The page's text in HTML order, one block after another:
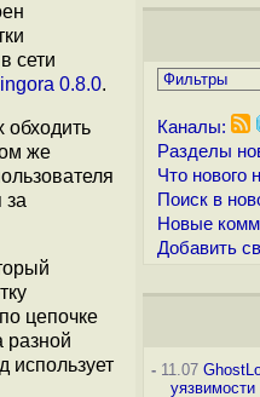
в сети
0.8.0.
же
за
цепочке
разной
использует
Каналы:
Разделы
Что нового
Поиск в
Новые
Добавить
-11.07